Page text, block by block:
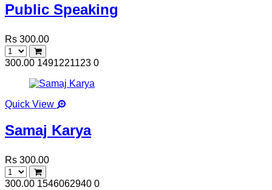
Public Speaking
Rs 300.00
300.00 1491221123 0
Quick View
Samaj Karya
Rs 300.00
300.00 1546062940 0